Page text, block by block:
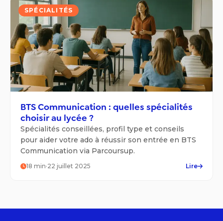
SPÉCIALITÉS
BTS Communication : quelles spécialités
choisir au lycée ?
Spécialités conseillées, profil type et conseils
pour aider votre ado à réussir son entrée en BTS
Communication via Parcoursup.
18 min·22 juillet 2025 Lire